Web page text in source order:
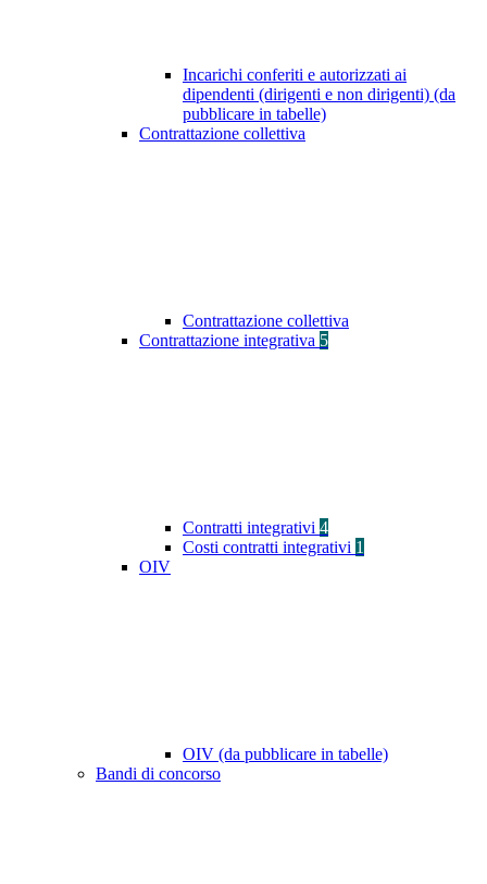
Incarichi conferiti e autorizzati ai
dipendenti (dirigenti e non dirigenti) (da
pubblicare in tabelle)
Contrattazione collettiva
Contrattazione collettiva
Contrattazione integrativa 5
Contratti integrativi 4
Costi contratti integrativi 1
OIV
OIV (da pubblicare in tabelle)
Bandi di concorso